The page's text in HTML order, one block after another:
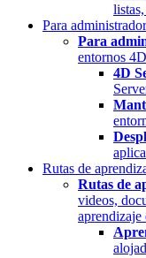
Para
Para
entornos
4D
Rutas de
Rutas de
videos,
aprendizaje